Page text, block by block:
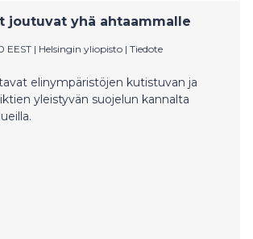
joutuvat yhä ahtaammalle
EEST | Helsingin yliopisto | Tiedote
elinympäristöjen kutistuvan ja
yleistyvän suojelun kannalta